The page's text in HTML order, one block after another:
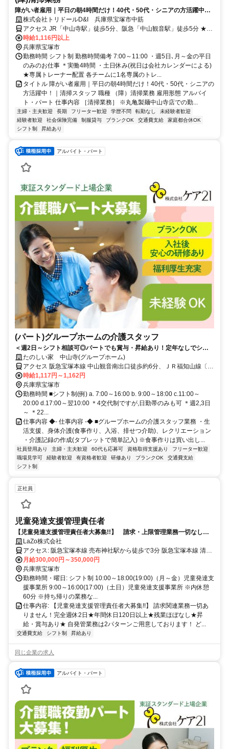
障がい者雇用｜平日の朝4時間だけ！40代・50代・シニアの方活躍中！
｜清掃スタッフ
株式会社トリドールD&I 兵庫県宝塚市中筋
アクセス JR「中山寺駅」徒歩5分、阪急「中山観音駅」徒歩5分 ★駅
チカで通勤楽々！ ※現地集合・現地解散
時給1,116円以上
兵庫県宝塚市
勤務時間 シフト制 勤務時間備考 7:00～11:00 ・週5日､月～金の平日
のみのお仕事 ＊実働4時間 ・土日休み(祝日は会社カレンダーによる)
★専属トレーナー配置 各チームに1名専属のトレ...
タイトル 障がい者雇用｜平日の朝4時間だけ！40代・50代・シニアの
方活躍中！｜清掃スタッフ 職種 （障）清掃業務 雇用形態 アルバイ
ト・パート 仕事内容 ［清掃業務］ ※丸亀製麺中山寺店での勤...
主婦・主夫歓迎 長期 フリーター歓迎 学歴不問 転勤なし
未経験者歓迎
経験者歓迎
社会保険完備 制服貸与 ブランクOK 交通費支給
家庭都合休OK
シフト制
昇給あり
アルバイト・パート
(パート)グループホームの介護スタッフ
＜週2日～シフト相談可◎パートでも賞与・昇給あり！定年なしでシニ
アも活躍中＞東証スタンダード上場企業だから安心。少人数制で一人ひ
とりに寄り添えるグループホーム
たのしい家 中山寺(グループホーム)
アクセス 阪急宝塚本線 中山観音南出口徒歩約6分、ＪＲ福知山線〔宝
塚線〕 中山寺南口徒歩約9分、阪急宝塚本線 売布神社東改札口徒歩約
14分 JR宝塚線「中山寺」駅から徒歩約6分
時給1,117円～1,162円
兵庫県宝塚市
勤務時間 ■シフト制(例) a. 7:00～16:00 b. 9:00～18:00 c.11:00～
20:00 d.17:00～翌10:00 ＊4交代制ですが,日勤帯のみも可 ＊週2,3日
～ ＊22...
仕事内容 ◆- 仕事内容 -◆ ■グループホームの介護スタッフ業務 ・生
活支援、身体介護(食事作り、入浴、排せつ介助)、レクリエーション
・介護記録の作成(タブレットで簡単記入) ※食事作りは買い出し...
社員登用あり 主婦・主夫歓迎 60代も応募可 資格取得支援あり
フリーター歓迎
職場見学可
経験者歓迎 有資格者歓迎 研修あり ブランクOK
交通費支給
シフト制
正社員
児童発達支援管理責任者
【児童発達支援管理責任者大募集!!】 請求・上限管理業務一切なし！
お子様に向き合い支援に専念できる環境で発達支援業務
LaZo株式会社
アクセス: 阪急宝塚本線 売布神社駅から徒歩で3分 阪急宝塚本線 清荒
神駅から徒歩で17分 阪急宝塚本線 中山観音駅から徒歩で13分
月給300,000円～350,000円
兵庫県宝塚市
勤務時間・曜日: シフト制 10:00～18:00(19:00)（月～金）児童発達支
援事業所 9:00～16:00(17:00)（土日）児童発達支援事業所 ※内休憩
60分 ※持ち帰りの業務な...
仕事内容: 【児童発達支援管理責任者大募集!!】 請求関連業務一切あ
りません！完全週休2日★年間休日120日以上★残業ほぼなし★昇
給・賞与あり★ 自発管業務は2パターンご用意しております！ ど...
交通費支給 シフト制 昇給あり
同じ企業の求人
アルバイト・パート